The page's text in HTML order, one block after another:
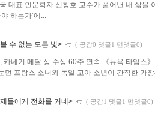
대표 인문학자 신창호 교수가 풀어낸 내 삶을
하는가’에...
수 없는 모든 빛> ( 공감0 댓글1 먼댓글0)
카네기 메달 상 수상 60주 연속 《뉴욕 타임
먼 프랑스 소녀와 독일 고아 소년이 간직한 가
들에게 전화를 거네> ( 공감1 댓글1 먼댓글0)